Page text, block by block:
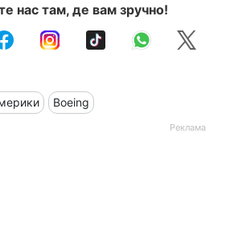
нас там, де вам зручно!
Boeing